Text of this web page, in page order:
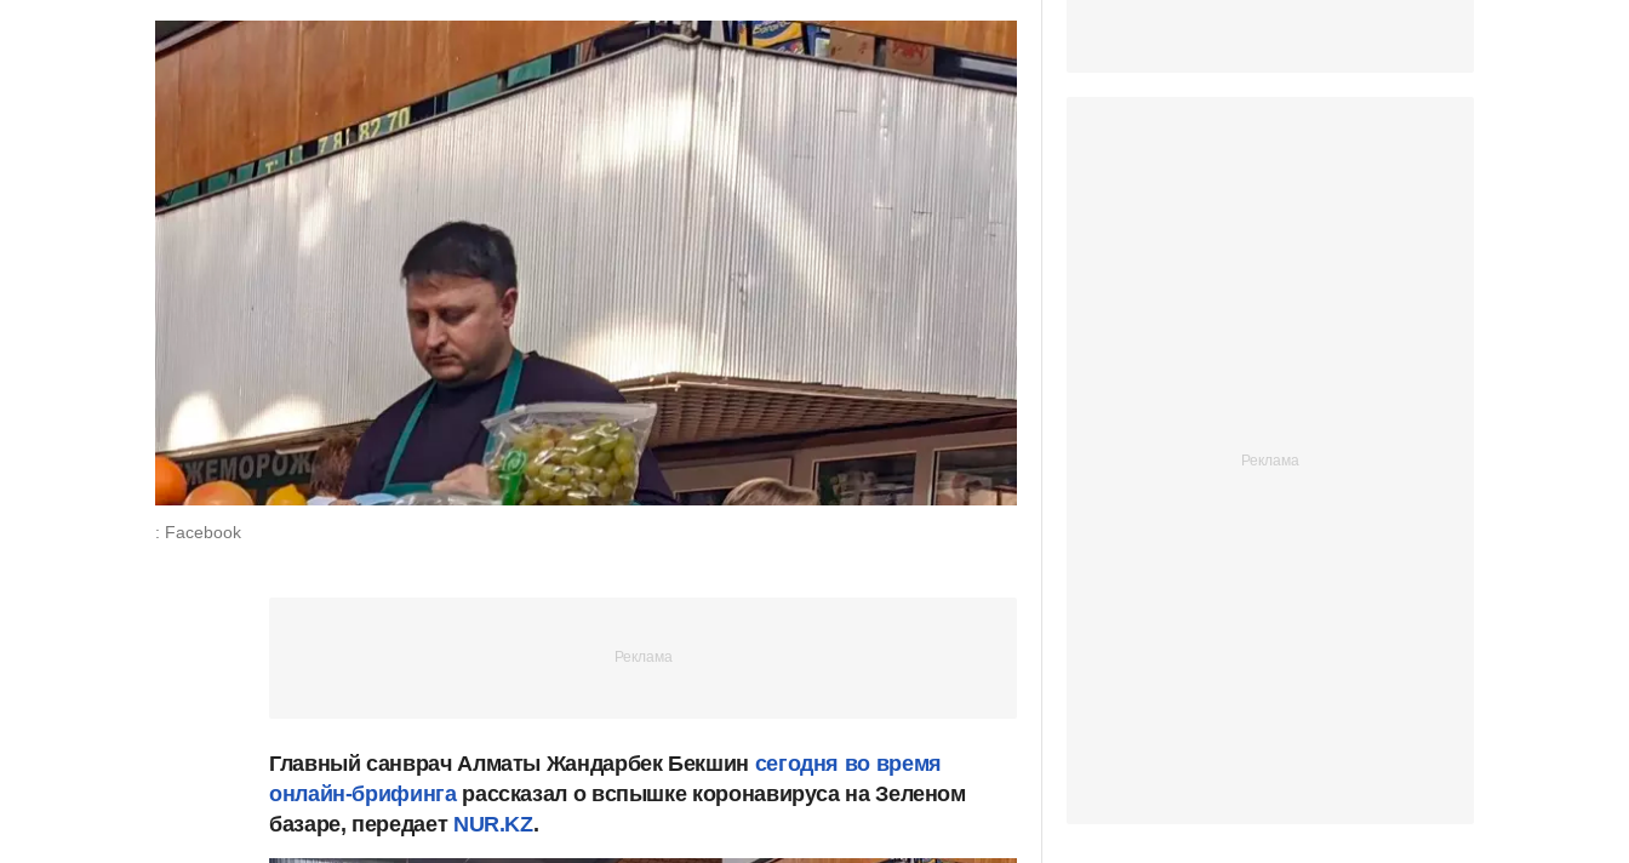
: Facebook
Главный санврач Алматы Жандарбек Бекшин сегодня во время
онлайн-брифингарассказал о вспышке коронавируса на Зеленом
базаре, передает NUR.KZ.